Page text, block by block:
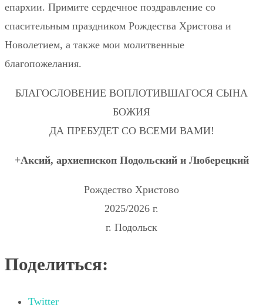
епархии. Примите сердечное поздравление со
спасительным праздником Рождества Христова и
Новолетием, а также мои молитвенные
благопожелания.
БЛАГОСЛОВЕНИЕ ВОПЛОТИВШАГОСЯ СЫНА
БОЖИЯ
ДА ПРЕБУДЕТ СО ВСЕМИ ВАМИ!
+Аксий, архиепископ Подольский и Люберецкий
Рождество Христово
2025/2026 г.
г. Подольск
Поделиться:
Twitter